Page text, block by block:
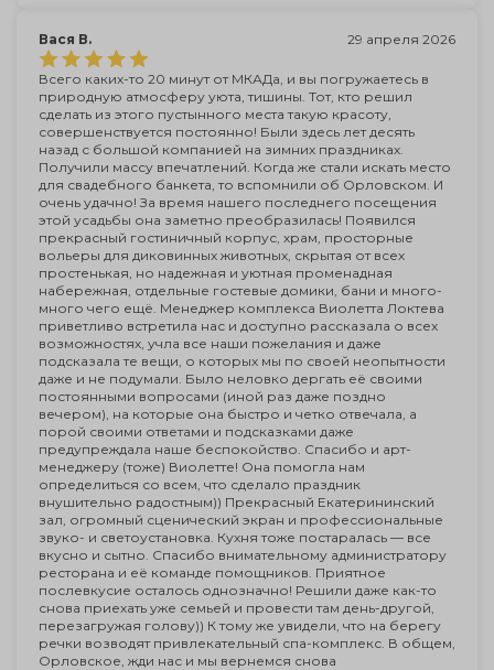
Вася В. 29 апреля 2026
Всего каких-то 20 минут от МКАДа, и вы погружаетесь в
природную атмосферу уюта, тишины. Тот, кто решил
сделать из этого пустынного места такую красоту,
совершенствуется постоянно! Были здесь лет десять
назад с большой компанией на зимних праздниках.
Получили массу впечатлений. Когда же стали искать место
для свадебного банкета, то вспомнили об Орловском. И
очень удачно! За время нашего последнего посещения
этой усадьбы она заметно преобразилась! Появился
прекрасный гостиничный корпус, храм, просторные
вольеры для диковинных животных, скрытая от всех
простенькая, но надежная и уютная променадная
набережная, отдельные гостевые домики, бани и много-
много чего ещё. Менеджер комплекса Виолетта Локтева
приветливо встретила нас и доступно рассказала о всех
возможностях, учла все наши пожелания и даже
подсказала те вещи, о которых мы по своей неопытности
даже и не подумали. Было неловко дергать её своими
постоянными вопросами (иной раз даже поздно
вечером), на которые она быстро и четко отвечала, а
порой своими ответами и подсказками даже
предупреждала наше беспокойство. Спасибо и арт-
менеджеру (тоже) Виолетте! Она помогла нам
определиться со всем, что сделало праздник
внушительно радостным)) Прекрасный Екатерининский
зал, огромный сценический экран и профессиональные
звуко- и светоустановка. Кухня тоже постаралась — все
вкусно и сытно. Спасибо внимательному администратору
ресторана и её команде помощников. Приятное
послевкусие осталось однозначно! Решили даже как-то
снова приехать уже семьей и провести там день-другой,
перезагружая голову)) К тому же увидели, что на берегу
речки возводят привлекательный спа-комплекс. В общем,
Орловское, жди нас и мы вернемся снова